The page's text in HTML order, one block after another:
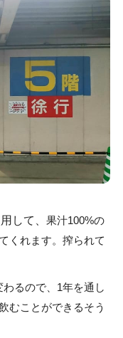
して、 果汁100%の
くれます。搾られて
るので、1年を通し
むことができるそう